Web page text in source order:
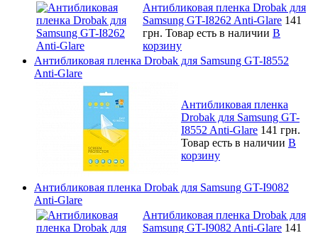
Антибликовая пленка Drobak для
Samsung GT-I8262 Anti-Glare 141
грн. Товар есть в наличии В
корзину
Антибликовая пленка Drobak для Samsung GT-I8552
Anti-Glare
Антибликовая пленка
Drobak для Samsung GT-
I8552 Anti-Glare 141 грн.
Товар есть в наличии В
корзину
Антибликовая пленка Drobak для Samsung GT-I9082
Anti-Glare
Антибликовая пленка Drobak для
Samsung GT-I9082 Anti-Glare 141